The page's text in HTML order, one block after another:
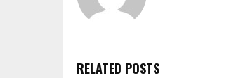
RELATED POSTS